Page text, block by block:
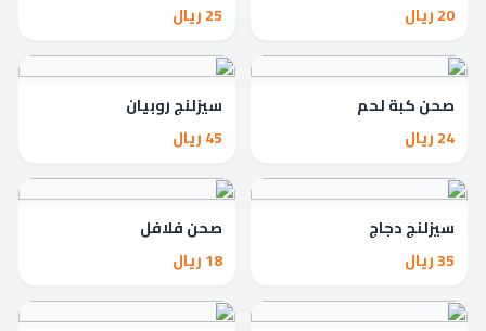
20 ريال
25 ريال
صحن كبة لحم
24 ريال
سيزلنج روبيان
45 ريال
سيزلنج دجاج
35 ريال
صحن فلافل
18 ريال